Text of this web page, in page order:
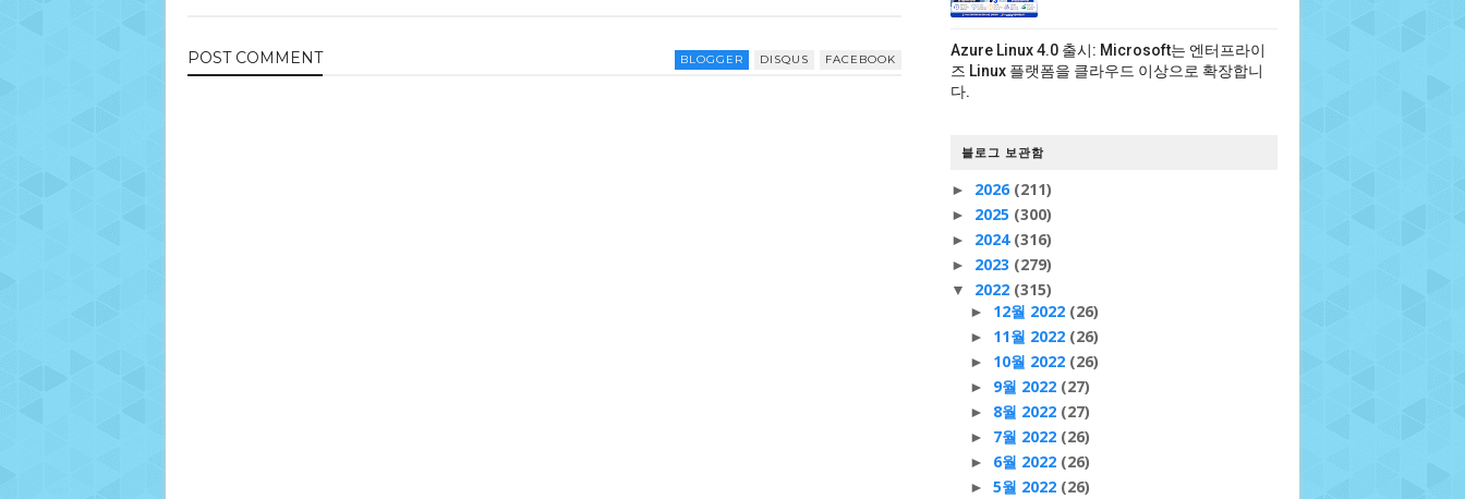
POST COMMENT BLOGGER DISQUS FACEBOOK
Azure Linux 4.0 출시: Microsoft는 엔터프라이
즈 Linux 플랫폼을 클라우드 이상으로 확장합니
다.
블로그 보관함
► 2026 (211)
► 2025 (300)
► 2024 (316)
► 2023 (279)
▼ 2022 (315)
► 12월 2022 (26)
► 11월 2022 (26)
► 10월 2022 (26)
► 9월 2022 (27)
► 8월 2022 (27)
► 7월 2022 (26)
► 6월 2022 (26)
► 5월 2022 (26)